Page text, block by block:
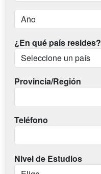
¿En qué país resides?
Provincia/Región
Teléfono
Nivel de Estudios